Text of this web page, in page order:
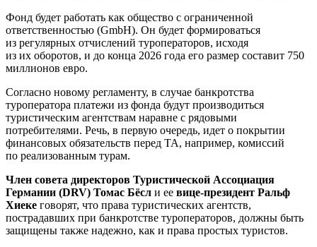
Фонд будет работать как общество с ограниченной
ответственностью (GmbH). Он будет формироваться
из регулярных отчислений туроператоров, исходя
из их оборотов, и до конца 2026 года его размер составит 750
миллионов евро.
Согласно новому регламенту, в случае банкротства
туроператора платежи из фонда будут производиться
туристическим агентствам наравне с рядовыми
потребителями. Речь, в первую очередь, идет о покрытии
финансовых обязательств перед ТА, например, комиссий
по реализованным турам.
Член совета директоров Туристической Ассоциация
Германии (DRV) Томас Бёсл и ее вице-президент Ральф
Хиеке говорят, что права туристических агентств,
пострадавших при банкротстве туроператоров, должны быть
защищены также надежно, как и права простых туристов.